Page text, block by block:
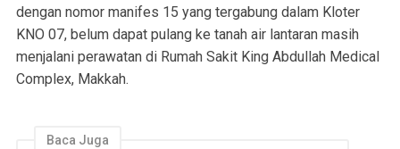
dengan nomor manifes 15 yang tergabung dalam Kloter
KNO 07, belum dapat pulang ke tanah air lantaran masih
menjalani perawatan di Rumah Sakit King Abdullah Medical
Complex, Makkah.
Baca Juga